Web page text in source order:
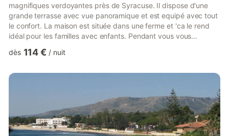
magnifiques verdoyantes près de Syracuse. Il dispose d'une
grande terrasse avec vue panoramique et est equipé avec tout
le confort. La maison est située dans une ferme et 'ca le rend
idéal pour les familles avec enfants. Pendant vous vous
imprenable, les enfants ses s'occupent des animaux de la
chèvres, des porcs et plus. Les enfants ne veulent plus rentrer
chez eux! Le propriétaire est accueillant et les enf...
dès 114 € / nuit